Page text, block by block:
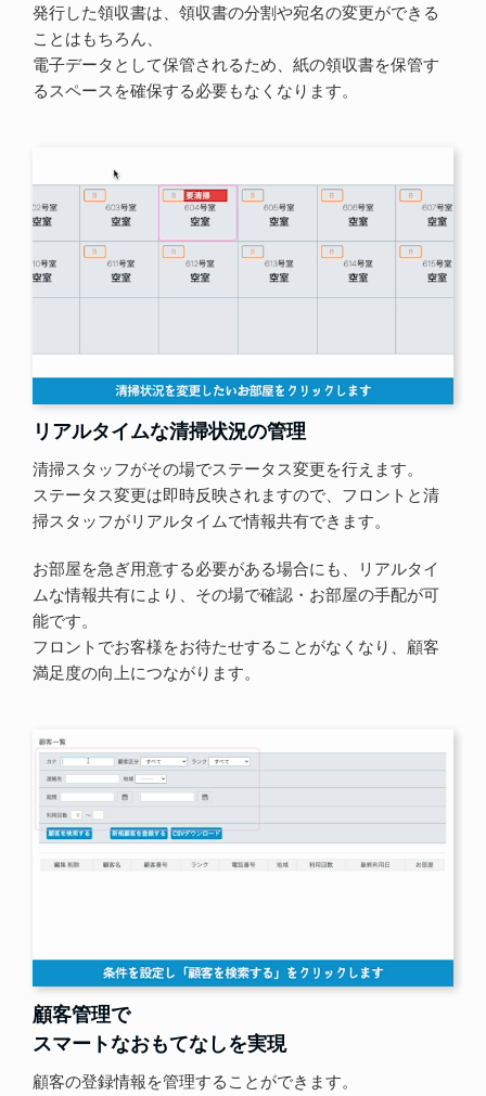
発行した領収書は、領収書の分割や宛名の変更ができる
ことはもちろん、
電子データとして保管されるため、紙の領収書を保管す
るスペースを確保する必要もなくなります。
リアルタイムな清掃状況の管理
清掃スタッフがその場でステータス変更を行えます。
ステータス変更は即時反映されますので、フロントと清
掃スタッフがリアルタイムで情報共有できます。
お部屋を急ぎ用意する必要がある場合にも、リアルタイ
ムな情報共有により、その場で確認・お部屋の手配が可
能です。
フロントでお客様をお待たせすることがなくなり、顧客
満足度の向上につながります。
顧客管理で
スマートなおもてなしを実現
顧客の登録情報を管理することができます。